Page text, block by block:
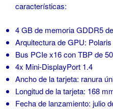
características:
4 GB de memoria GDDR5
Arquitectura de GPU: Polaris
Bus PCIe x16 con TBP de
4x Mini-DisplayPort 1.4
Ancho de la tarjeta: ranura
Longitud de la tarjeta: 168
Fecha de lanzamiento: julio